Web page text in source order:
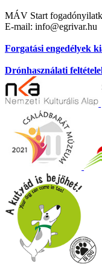
MÁV Start
E-mail: info@egrivar.hu
Forgatási engedélyek
Drónhasználati